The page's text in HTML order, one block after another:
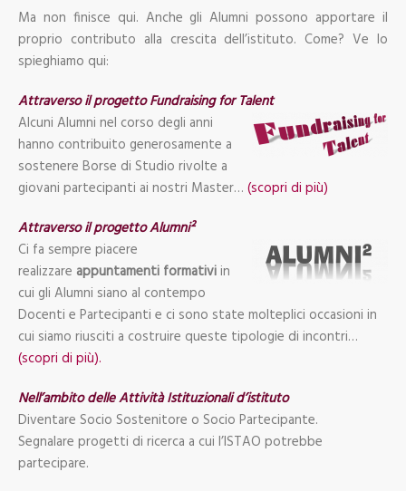
Ma non finisce qui. Anche gli Alumni possono apportare il
proprio contributo alla crescita dell’istituto. Come? Ve lo
spieghiamo qui:
Attraverso il progetto Fundraising for Talent
Alcuni Alumni nel corso degli anni
hanno contribuito generosamente a
sostenere Borse di Studio rivolte a
giovani partecipanti ai nostri Master… (scopri di più)
Attraverso il progetto Alumni²
Ci fa sempre piacere
realizzare appuntamenti formativiin
cui gli Alumni siano al contempo
Docenti e Partecipanti e ci sono state molteplici occasioni in
cui siamo riusciti a costruire queste tipologie di incontri…
(scopri di più).
Nell’ambito delle Attività Istituzionali d’istituto
Diventare Socio Sostenitore o Socio Partecipante.
Segnalare progetti di ricerca a cui l’ISTAO potrebbe
partecipare.